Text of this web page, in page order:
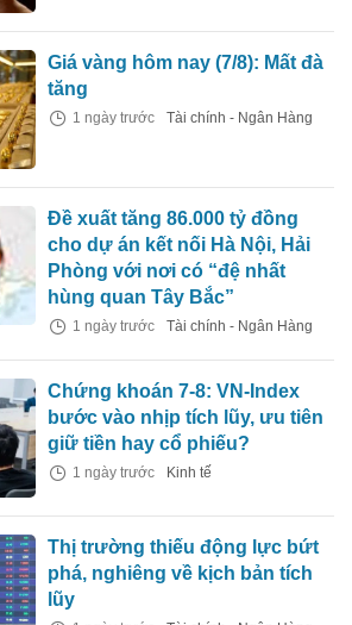
Giá vàng hôm nay (7/8): Mất đà
tăng
1 ngày trước Tài chính - Ngân Hàng
Đề xuất tăng 86.000 tỷ đồng
cho dự án kết nối Hà Nội, Hải
Phòng với nơi có “đệ nhất
hùng quan Tây Bắc”
1 ngày trước Tài chính - Ngân Hàng
Chứng khoán 7-8: VN-Index
bước vào nhịp tích lũy, ưu tiên
giữ tiền hay cổ phiếu?
1 ngày trước Kinh tế
Thị trường thiếu động lực bứt
phá, nghiêng về kịch bản tích
lũy